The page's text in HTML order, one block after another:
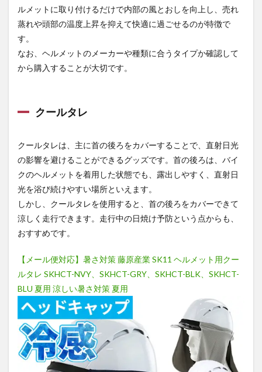
ルメットに取り付けるだけで内部の風とおしを向上し、売れ
蒸れや頭部の温度上昇を抑えて快適に過ごせるのが特徴で
す。
なお、ヘルメットのメーカーや種類に合うタイプか確認して
から購入することが大切です。
クールタレ
クールタレは、主に首の後ろをカバーすることで、直射日光
の影響を避けることができるグッズです。首の後ろは、バイ
クのヘルメットを着用した状態でも、露出しやすく、直射日
光を浴び続けやすい場所といえます。
しかし、クールタレを使用すると、首の後ろをカバーできて
涼しく走行できます。走行中の日焼け予防という点からも、
おすすめです。
【メール便対応】暑さ対策 藤原産業 SK11 ヘルメット用クー
ルタレ SKHCT-NVY、SKHCT-GRY、SKHCT-BLK、SKHCT-
BLU 夏用 涼しい暑さ対策 夏用